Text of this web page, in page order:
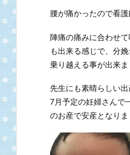
腰が痛かったので看
陣痛の痛みに合わせ
も出来る感じで、分
乗り越える事が出来ま
先生にも素晴らしい
7月予定の妊婦さんで
のお産で安産となりま